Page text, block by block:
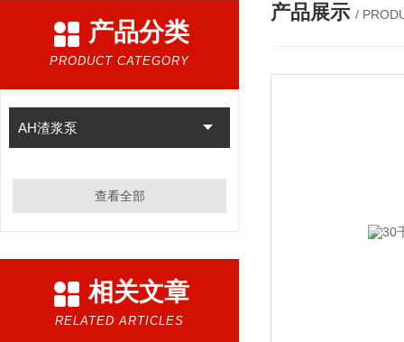
产品分类
PRODUCT CATEGORY
AH渣浆泵
查看全部
相关文章
RELATED ARTICLES
产品展示 /